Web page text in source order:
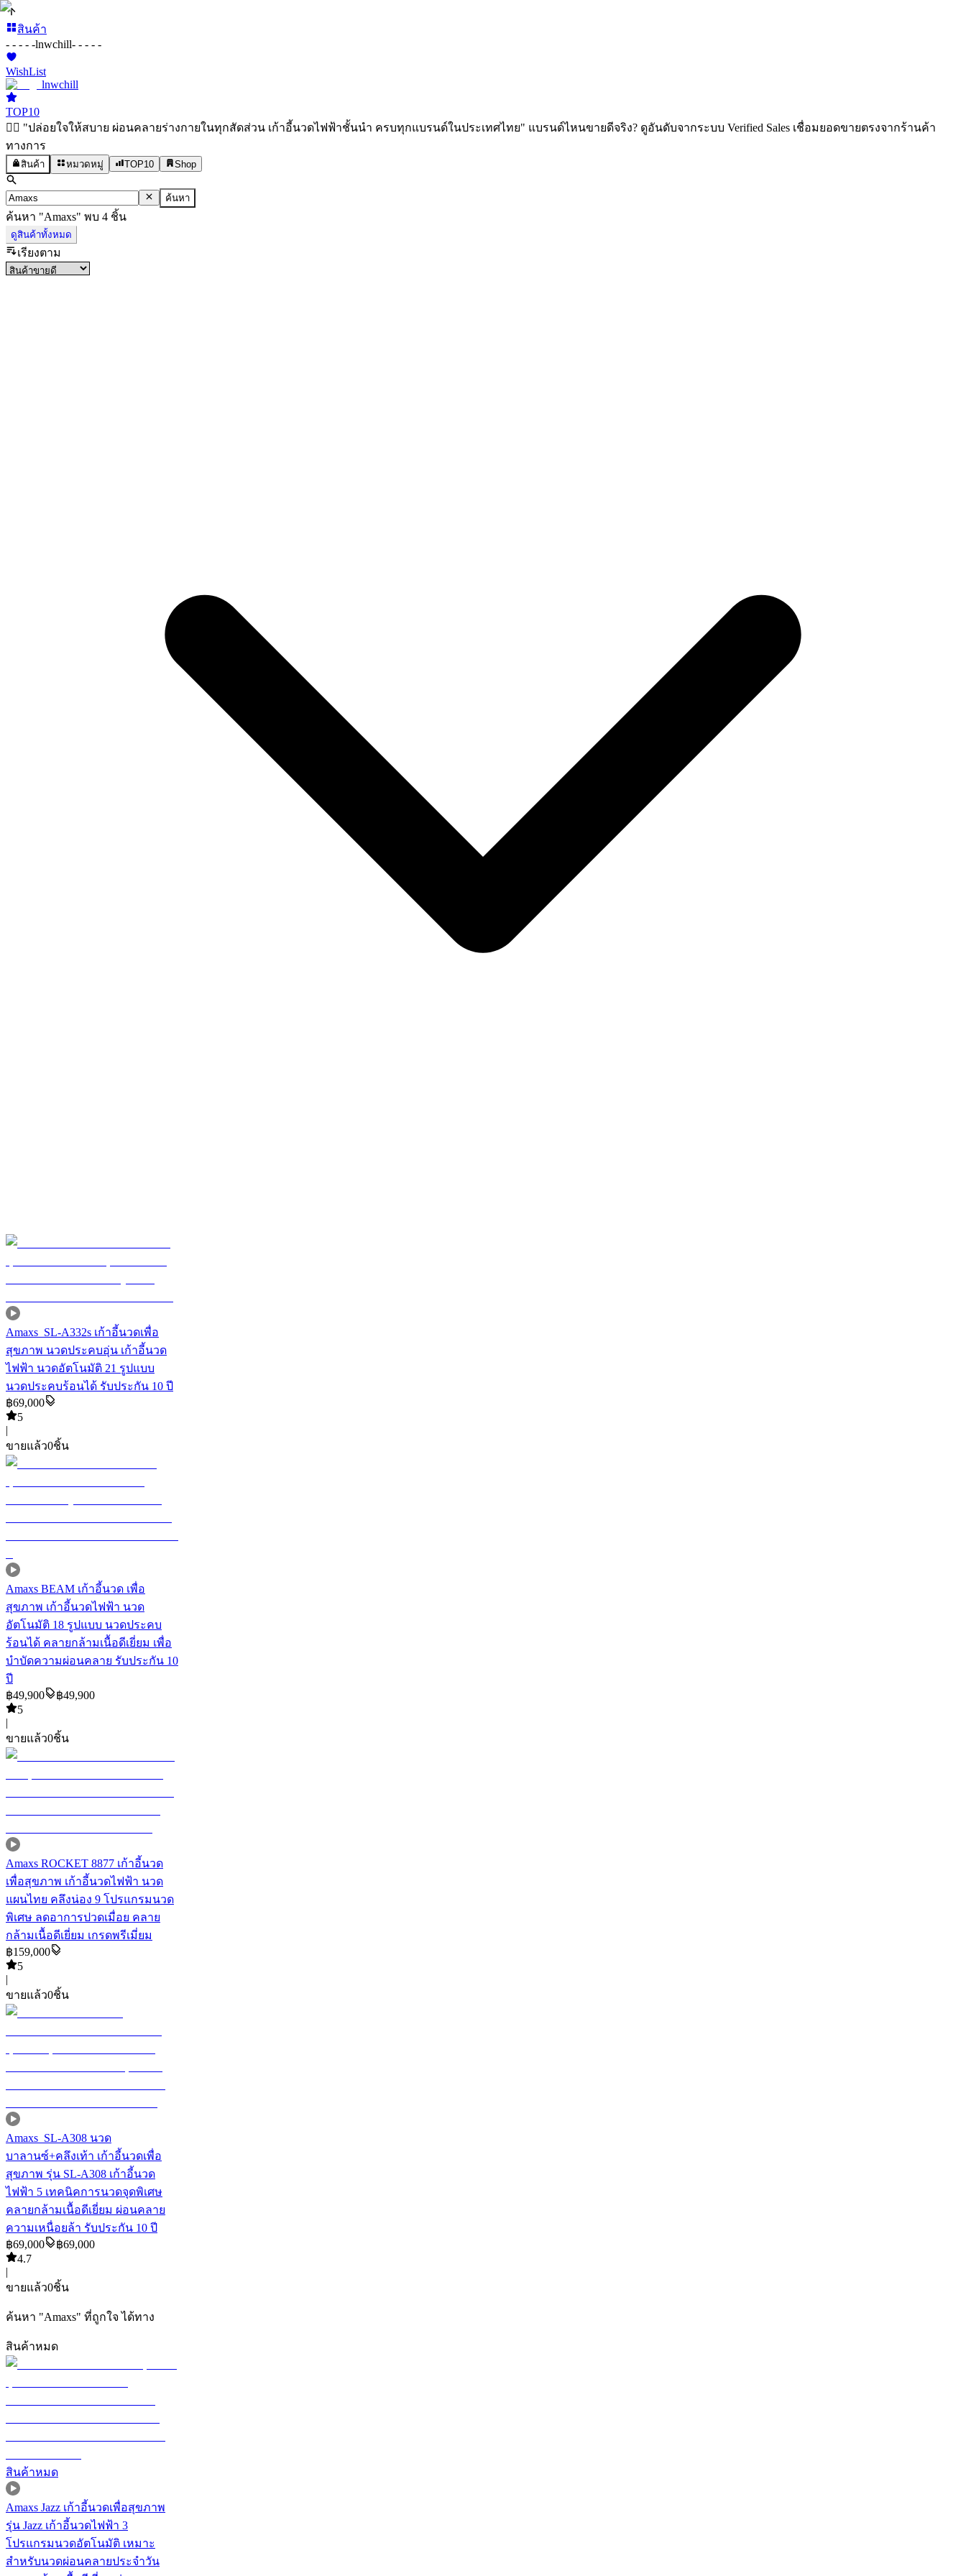
สินค้า
- - - - -lnwchill- - - - -
WishList
lnwchill
TOP10
💆‍♀️ "ปล่อยใจให้สบาย ผ่อนคลายร่างกายในทุกสัดส่วน เก้าอี้นวดไฟฟ้าชั้นนำ ครบทุกแบรนด์ในประเทศไทย" แบรนด์ไหนขายดีจริง? ดูอันดับจากระบบ Verified Sales เชื่อมยอดขายตรงจากร้านค้า
ทางการ
สินค้า หมวดหมู่ TOP10 Shop
ค้นหา
ค้นหา "Amaxs" พบ 4 ชิ้น
ดูสินค้าทั้งหมด
เรียงตาม
Amaxs SL-A332s เก้าอี้นวดเพื่อ
สุขภาพ นวดประคบอุ่น เก้าอี้นวด
ไฟฟ้า นวดอัตโนมัติ 21 รูปแบบ
นวดประคบร้อนได้ รับประกัน 10 ปี
฿69,000
5
|
ขายแล้ว0ชิ้น
Amaxs BEAM เก้าอี้นวด เพื่อ
สุขภาพ เก้าอี้นวดไฟฟ้า นวด
อัตโนมัติ 18 รูปแบบ นวดประคบ
ร้อนได้ คลายกล้ามเนื้อดีเยี่ยม เพื่อ
บำบัดความผ่อนคลาย รับประกัน 10
ปี
฿49,900 ฿49,900
5
|
ขายแล้ว0ชิ้น
Amaxs ROCKET 8877 เก้าอี้นวด
เพื่อสุขภาพ เก้าอี้นวดไฟฟ้า นวด
แผนไทย คลึงน่อง 9 โปรแกรมนวด
พิเศษ ลดอาการปวดเมื่อย คลาย
กล้ามเนื้อดีเยี่ยม เกรดพรีเมี่ยม
฿159,000
5
|
ขายแล้ว0ชิ้น
Amaxs SL-A308 นวด
บาลานซ์+คลึงเท้า เก้าอี้นวดเพื่อ
สุขภาพ รุ่น SL-A308 เก้าอี้นวด
ไฟฟ้า 5 เทคนิคการนวดจุดพิเศษ
คลายกล้ามเนื้อดีเยี่ยม ผ่อนคลาย
ความเหนื่อยล้า รับประกัน 10 ปี
฿69,000 ฿69,000
4.7
|
ขายแล้ว0ชิ้น
ค้นหา "Amaxs" ที่ถูกใจ ได้ทาง
สินค้าหมด
สินค้าหมด
Amaxs Jazz เก้าอี้นวดเพื่อสุขภาพ
รุ่น Jazz เก้าอี้นวดไฟฟ้า 3
โปรแกรมนวดอัตโนมัติ เหมาะ
สำหรับนวดผ่อนคลายประจำวัน